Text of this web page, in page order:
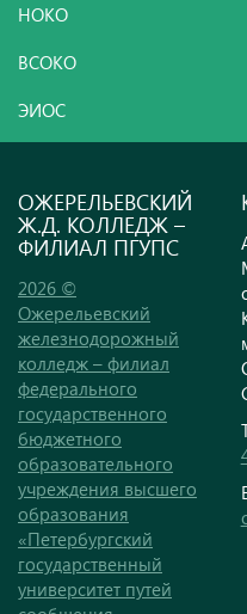
НОКО
ВСОКО
ЭИОС
ОЖЕРЕЛЬЕВСКИЙ
Ж.Д. КОЛЛЕДЖ –
ФИЛИАЛ ПГУПС
2026 ©
Ожерельевский
железнодорожный
колледж – филиал
федерального
государственного
бюджетного
образовательного
учреждения высшего
образования
«Петербургский
государственный
университет путей